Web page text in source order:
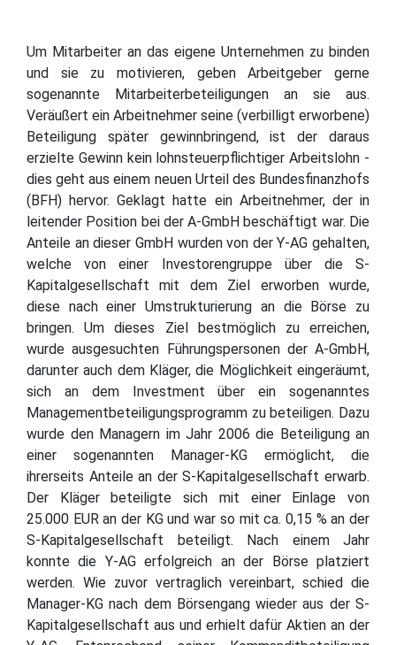
Um Mitarbeiter an das eigene Unternehmen zu binden
und sie zu motivieren, geben Arbeitgeber gerne
sogenannte Mitarbeiterbeteiligungen an sie aus.
Veräußert ein Arbeitnehmer seine (verbilligt erworbene)
Beteiligung später gewinnbringend, ist der daraus
erzielte Gewinn kein lohnsteuerpflichtiger Arbeitslohn -
dies geht aus einem neuen Urteil des Bundesfinanzhofs
(BFH) hervor. Geklagt hatte ein Arbeitnehmer, der in
leitender Position bei der A-GmbH beschäftigt war. Die
Anteile an dieser GmbH wurden von der Y-AG gehalten,
welche von einer Investorengruppe über die S-
Kapitalgesellschaft mit dem Ziel erworben wurde,
diese nach einer Umstrukturierung an die Börse zu
bringen. Um dieses Ziel bestmöglich zu erreichen,
wurde ausgesuchten Führungspersonen der A-GmbH,
darunter auch dem Kläger, die Möglichkeit eingeräumt,
sich an dem Investment über ein sogenanntes
Managementbeteiligungsprogramm zu beteiligen. Dazu
wurde den Managern im Jahr 2006 die Beteiligung an
einer sogenannten Manager-KG ermöglicht, die
ihrerseits Anteile an der S-Kapitalgesellschaft erwarb.
Der Kläger beteiligte sich mit einer Einlage von
25.000 EUR an der KG und war so mit ca. 0,15 % an der
S-Kapitalgesellschaft beteiligt. Nach einem Jahr
konnte die Y-AG erfolgreich an der Börse platziert
werden. Wie zuvor vertraglich vereinbart, schied die
Manager-KG nach dem Börsengang wieder aus der S-
Kapitalgesellschaft aus und erhielt dafür Aktien an der